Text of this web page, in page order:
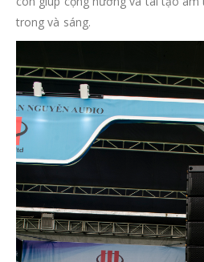
trong và sáng.